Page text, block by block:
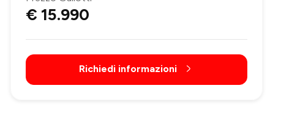
€ 15.990
Richiedi informazioni